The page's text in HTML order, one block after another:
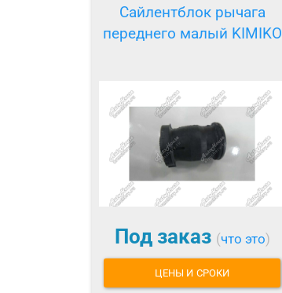
Сайлентблок рычага
переднего малый KIMIKO
Под заказ (что это)
ЦЕНЫ И СРОКИ